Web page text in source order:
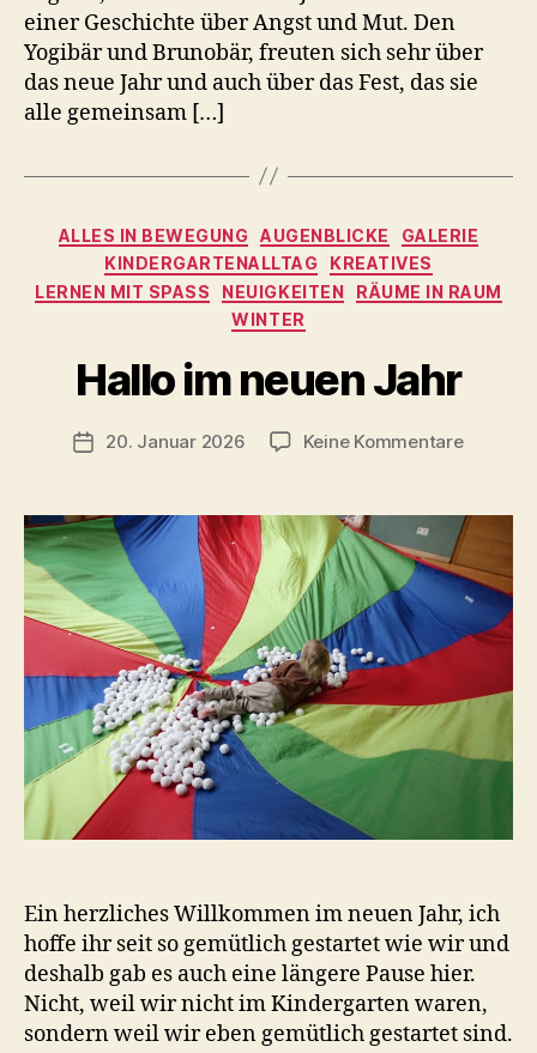
einer Geschichte über Angst und Mut. Den
Yogibär und Brunobär, freuten sich sehr über
das neue Jahr und auch über das Fest, das sie
alle gemeinsam […]
Kategorien
ALLES IN BEWEGUNG AUGENBLICKE
GALERIE
KINDERGARTENALLTAG
KREATIVES
LERNEN MIT SPASS
NEUIGKEITEN
RÄUME IN RAUM
WINTER
Hallo im neuen Jahr
Beitragsautor
n
C
ri
a
Veröffentlichungsdatum
20. Januar 2026 Keine Kommentarezu
neuen
Jahr
Ein herzliches Willkommen im neuen Jahr, ich
hoffe ihr seit so gemütlich gestartet wie wir und
deshalb gab es auch eine längere Pause hier.
Nicht, weil wir nicht im Kindergarten waren,
sondern weil wir eben gemütlich gestartet sind.